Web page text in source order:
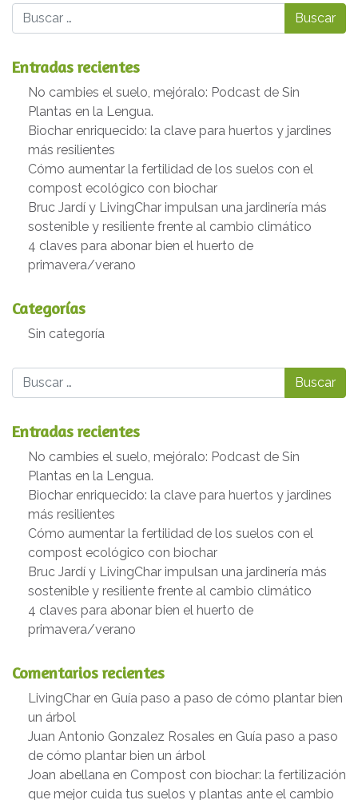
Buscar
Entradas recientes
No cambies el suelo, mejóralo: Podcast de Sin
Plantas en la Lengua.
Biochar enriquecido: la clave para huertos y jardines
más resilientes
Cómo aumentar la fertilidad de los suelos con el
compost ecológico con biochar
Bruc Jardí y LivingChar impulsan una jardinería más
sostenible y resiliente frente al cambio climático
4 claves para abonar bien el huerto de
primavera/verano
Categorías
Sin categoría
Buscar
Entradas recientes
No cambies el suelo, mejóralo: Podcast de Sin
Plantas en la Lengua.
Biochar enriquecido: la clave para huertos y jardines
más resilientes
Cómo aumentar la fertilidad de los suelos con el
compost ecológico con biochar
Bruc Jardí y LivingChar impulsan una jardinería más
sostenible y resiliente frente al cambio climático
4 claves para abonar bien el huerto de
primavera/verano
Comentarios recientes
LivingChar en Guía paso a paso de cómo plantar bien
un árbol
Juan Antonio Gonzalez Rosales en Guía paso a paso
de cómo plantar bien un árbol
Joan abellana en Compost con biochar: la fertilización
que mejor cuida tus suelos y plantas ante el cambio